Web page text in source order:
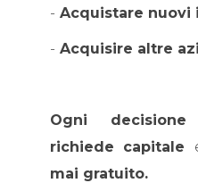
- Acquistare nuovi
- Acquisire altre
Ogni
richiede capitale
mai gratuito.